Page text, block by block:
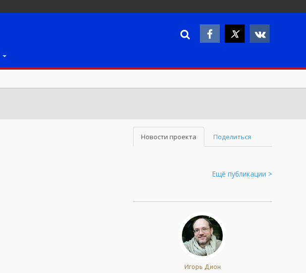
Новости проекта Поделиться
Ещё публикации >
Игорь Дион